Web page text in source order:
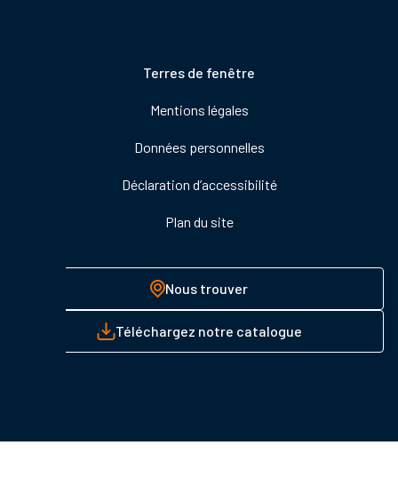
Terres de fenêtre
Mentions légales
Données personnelles
Déclaration d’accessibilité
Plan du site
Nous trouver
Téléchargez notre catalogue